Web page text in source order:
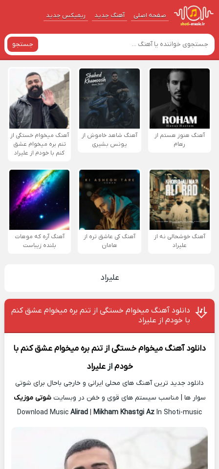
صفحه اصلی آهنگ‌ جدید ریمیکس جدید
جستجو
آهنگ هنوز هستم از
رهام
آهنگ شاهد خاموش از
یونس بشیری
آهنگ میخوام خستگی از
تنم بره میخوام عشق
کنم با خودم از علیراد
آهنگ خوشحالی نه از
علیراد
آهنگ کی عاشق تره از
هامان
آهنگ آره که موهات
بلنده زیباست
علیراد
دانلود آهنگ میخوام خستگی از تنم بره میخوام عشق کنم
با خودم از علیراد
دانلود آهنگمیخوام خستگی از تنم بره میخوام عشق کنم با
خودمازعلیراد
دانلود جدید ترین آهنگ های محلی ایرانی و خارجی باحال برای شوتی
سوار ها | مناسب سیستم های قوی و خفن در وبسایتشوتی موزیک
Download Music Alirad | Mikham Khastgi Az In Shoti-music